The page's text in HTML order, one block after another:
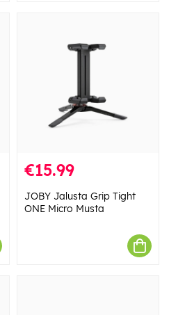
€15.99
JOBY Jalusta Grip Tight
ONE Micro Musta